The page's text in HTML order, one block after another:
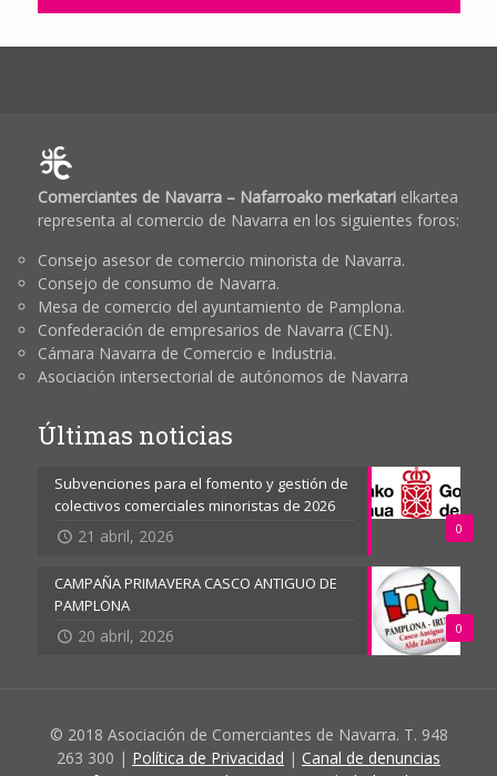
Comerciantes de Navarra – Nafarroako merkatarielkartea
representa al comercio de Navarra en los siguientes foros:
Consejo asesor de comercio minorista de Navarra.
Consejo de consumo de Navarra.
Mesa de comercio del ayuntamiento de Pamplona.
Confederación de empresarios de Navarra (CEN).
Cámara Navarra de Comercio e Industria.
Asociación intersectorial de autónomos de Navarra
Últimas noticias
0
Subvenciones para el fomento y gestión de
colectivos comerciales minoristas de 2026
21 abril, 2026
0
CAMPAÑA PRIMAVERA CASCO ANTIGUO DE
PAMPLONA
20 abril, 2026
© 2018 Asociación de Comerciantes de Navarra. T. 948
263 300 | Política de Privacidad | Canal de denuncias